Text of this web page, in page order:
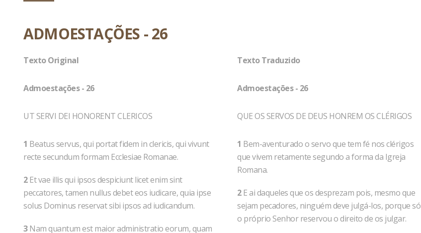
ADMOESTAÇÕES - 26
Texto Original
Admoestações - 26
UT SERVI DEI HONORENT CLERICOS
1 Beatus servus, qui portat fidem in clericis, qui vivunt
recte secundum formam Ecclesiae Romanae.
2Et vae illis qui ipsos despiciunt licet enim sint
peccatores, tamen nullus debet eos iudicare, quia ipse
solus Dominus reservat sibi ipsos ad iudicandum.
3Nam quantum est maior administratio eorum, quam
Texto Traduzido
Admoestações - 26
QUE OS SERVOS DE DEUS HONREM OS CLÉRIGOS
1 Bem-aventurado o servo que tem fé nos clérigos
que vivem retamente segundo a forma da Igreja
Romana.
2E ai daqueles que os desprezam pois, mesmo que
sejam pecadores, ninguém deve julgá-los, porque só
o próprio Senhor reservou o direito de os julgar.